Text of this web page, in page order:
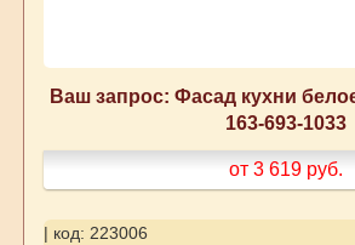
Ваш запрос: Фасад кухни
163-693-1033
от 3 619 руб.
| код: 223006